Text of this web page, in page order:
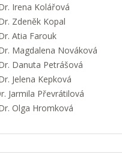
Irena Kolářová
Zdeněk Kopal
Atia Farouk
Magdalena Nováková
Danuta Petrášová
Jelena Kepková
Jarmila Převrátilová
Olga Hromková